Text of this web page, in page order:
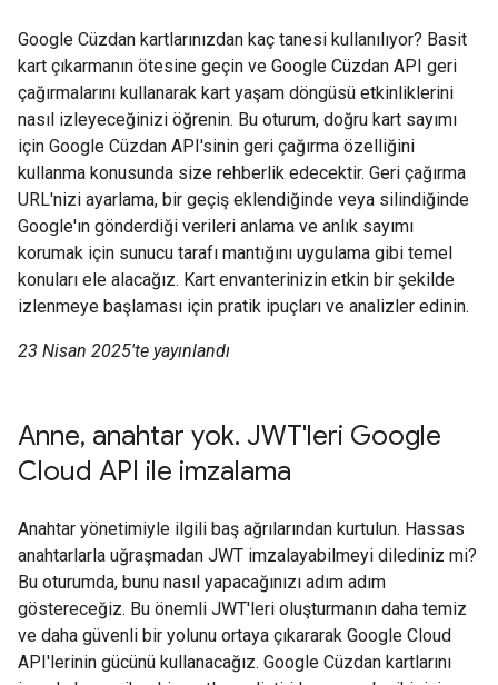
Google Cüzdan kartlarınızdan kaç tanesi kullanılıyor? Basit
kart çıkarmanın ötesine geçin ve Google Cüzdan API geri
çağırmalarını kullanarak kart yaşam döngüsü etkinliklerini
nasıl izleyeceğinizi öğrenin. Bu oturum, doğru kart sayımı
için Google Cüzdan API'sinin geri çağırma özelliğini
kullanma konusunda size rehberlik edecektir. Geri çağırma
URL'nizi ayarlama, bir geçiş eklendiğinde veya silindiğinde
Google'ın gönderdiği verileri anlama ve anlık sayımı
korumak için sunucu tarafı mantığını uygulama gibi temel
konuları ele alacağız. Kart envanterinizin etkin bir şekilde
izlenmeye başlaması için pratik ipuçları ve analizler edinin.
23 Nisan 2025'te yayınlandı
Anne, anahtar yok. JWT'leri Google
Cloud API ile imzalama
Anahtar yönetimiyle ilgili baş ağrılarından kurtulun. Hassas
anahtarlarla uğraşmadan JWT imzalayabilmeyi dilediniz mi?
Bu oturumda, bunu nasıl yapacağınızı adım adım
göstereceğiz. Bu önemli JWT'leri oluşturmanın daha temiz
ve daha güvenli bir yolunu ortaya çıkararak Google Cloud
API'lerinin gücünü kullanacağız. Google Cüzdan kartlarını